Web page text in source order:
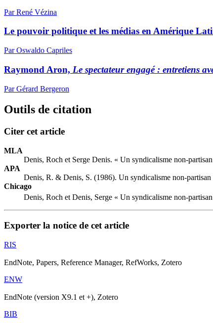
Par René Vézina
Le pouvoir politique et les médias en Amérique
Par Oswaldo Capriles
Raymond Aron, Le spectateur engagé : entretiens
Par Gérard Bergeron
Outils de citation
Citer cet article
MLA
Denis, Roch et Serge Denis. « Un syndicalisme non-
APA
Denis, R. & Denis, S. (1986). Un syndicalisme non-partisan
Chicago
Denis, Roch et Denis, Serge « Un syndicalisme non-
Exporter la notice de cet article
RIS
EndNote, Papers, Reference Manager, RefWorks, Zotero
ENW
EndNote (version X9.1 et +), Zotero
BIB